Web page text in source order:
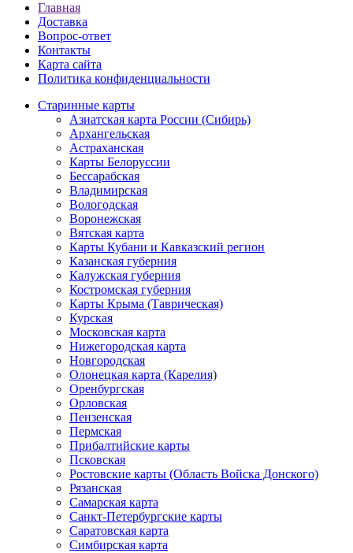
Главная
Доставка
Вопрос-ответ
Контакты
Карта сайта
Политика конфиденциальности
Старинные карты
Азиатская карта России (Сибирь)
Архангельская
Астраханская
Карты Белоруссии
Бессарабская
Владимирская
Вологодская
Воронежская
Вятская карта
Карты Кубани и Кавказский регион
Казанская губерния
Калужская губерния
Костромская губерния
Карты Крыма (Таврическая)
Курская
Московская карта
Нижегородская карта
Новгородская
Олонецкая карта (Карелия)
Оренбургская
Орловская
Пензенская
Пермская
Прибалтийские карты
Псковская
Ростовские карты (Область Войска Донского)
Рязанская
Самарская карта
Санкт-Петербургские карты
Саратовская карта
Симбирская карта